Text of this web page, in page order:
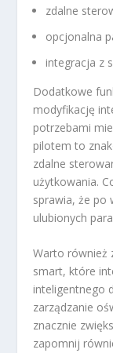
zdalne
opcjonalna
integracja z
Dodatkowe
modyfikację
potrzebami
pilotem to
zdalne
użytkowania.
sprawia, że po
ulubionych
Warto również
smart, które
inteligentnego
zarządzanie
znacznie
zapomnij